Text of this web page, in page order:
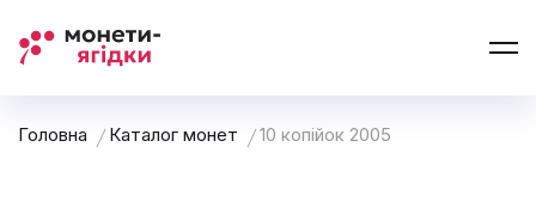
Головна Каталог монет 10 копійок 2005